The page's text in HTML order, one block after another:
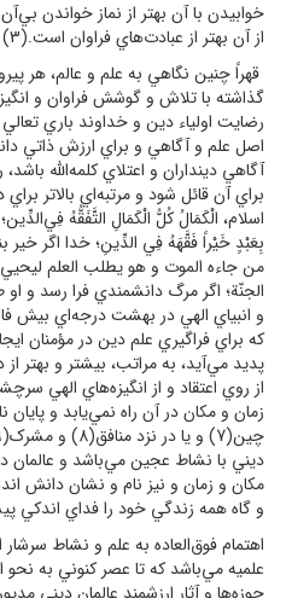
از آن بهتر از عبادت‌هاي فراوان است‏.(3)
قهراً چنين نگاهي به علم و عالم، هر
گذاشته با تلاش و گوشش فراوان و
رضايت اولياء دين و خداوند باري
اصل علم و آگاهي و براي ارزش ذاتي
آگاهي دينداران و اعتلاي کلمه‌الله
براي آن قائل شود و مرتبهاي بالاتر
بِعَبْدٍ خَيْراً فَقَّهَهُ فِي الدِّينِ‏؛ خدا اگر خير
من جاءه الموت و هو يطلب العلم ليحيي
الجنّة؛ اگر مرگ دانشمندي فرا رسد و او
و انبياي الهي در بهشت درجه‌اي بيش فاصله نخواهد بود.(6)
که براي فراگيري علم دين در مؤمنان
پديد مي‌آيد، به مراتب، بيشتر و بهتر از
از روي اعتقاد و از انگيزههاي الهي
زمان و مکان در آن راه نمي‌يابد و
ديني با نشاط عجين مي‌باشد و
مکان و زمان و نيز نام و نشان دانش
و گاه همه زندگي خود را فداي اندکي
اهتمام فوق‌العاده به علم و نشاط
علميه مي‌باشد که تا عصر کنوني به